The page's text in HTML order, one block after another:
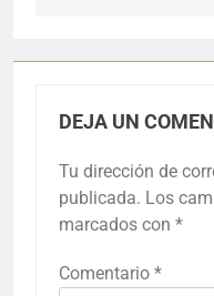
DEJA UN
Tu dirección de
publicada. Los
marcados con *
Comentario *